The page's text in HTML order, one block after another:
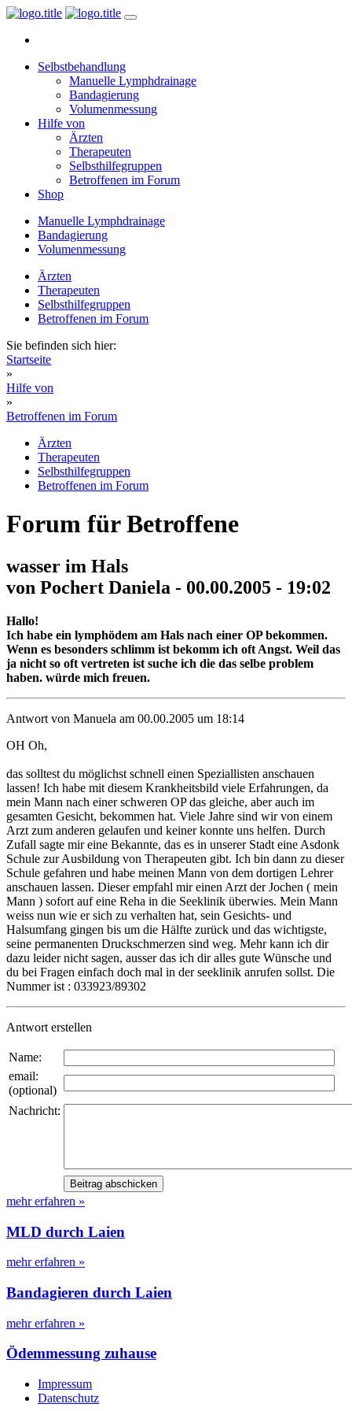
Selbstbehandlung
Manuelle Lymphdrainage
Bandagierung
Volumenmessung
Hilfe von
Ärzten
Therapeuten
Selbsthilfegruppen
Betroffenen im Forum
Shop
Manuelle Lymphdrainage
Bandagierung
Volumenmessung
Ärzten
Therapeuten
Selbsthilfegruppen
Betroffenen im Forum
Sie befinden sich hier:
Startseite
»
Hilfe von
»
Betroffenen im Forum
Ärzten
Therapeuten
Selbsthilfegruppen
Betroffenen im Forum
Forum für Betroffene
wasser im Hals
von Pochert Daniela - 00.00.2005 - 19:02
Hallo!
Ich habe ein lymphödem am Hals nach einer OP bekommen.
Wenn es besonders schlimm ist bekomm ich oft Angst. Weil das
ja nicht so oft vertreten ist suche ich die das selbe problem
haben. würde mich freuen.
Antwort von Manuela am 00.00.2005 um 18:14
OH Oh,
das solltest du möglichst schnell einen Speziallisten anschauen
lassen! Ich habe mit diesem Krankheitsbild viele Erfahrungen, da
mein Mann nach einer schweren OP das gleiche, aber auch im
gesamten Gesicht, bekommen hat. Viele Jahre sind wir von einem
Arzt zum anderen gelaufen und keiner konnte uns helfen. Durch
Zufall sagte mir eine Bekannte, das es in unserer Stadt eine Asdonk
Schule zur Ausbildung von Therapeuten gibt. Ich bin dann zu dieser
Schule gefahren und habe meinen Mann von dem dortigen Lehrer
anschauen lassen. Dieser empfahl mir einen Arzt der Jochen ( mein
Mann ) sofort auf eine Reha in die Seeklinik überwies. Mein Mann
weiss nun wie er sich zu verhalten hat, sein Gesichts- und
Halsumfang gingen bis um die Hälfte zurück und das wichtigste,
seine permanenten Druckschmerzen sind weg. Mehr kann ich dir
dazu leider nicht sagen, ausser das ich dir alles gute Wünsche und
du bei Fragen einfach doch mal in der seeklinik anrufen sollst. Die
Nummer ist : 033923/89302
Antwort erstellen
Name:
email:
(optional)
Nachricht:
mehr erfahren »
MLD durch Laien
mehr erfahren »
Bandagieren durch Laien
mehr erfahren »
Ödemmessung zuhause
Impressum
Datenschutz